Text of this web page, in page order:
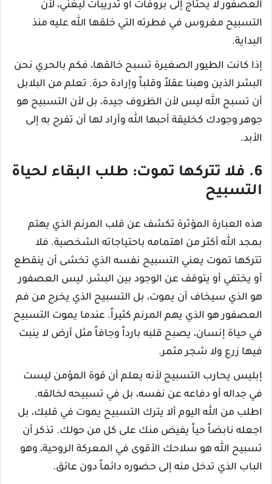
العصفور لا يحتاج إلى بروفات أو تدريبات ليغني، لأن
التسبيح مغروس في فطرته التي خلقها الله عليه منذ
البداية.
إذا كانت الطيور الصغيرة تسبح خالقها، فكم بالحري نحن
البشر الذين وهبنا عقلاً وقلباً وإرادة حرة. تعلم من البلابل
أن تسبح الله ليس لأن الظروف جيدة، بل لأن التسبيح هو
جوهر وجودك كخليقة أحبها الله وأراد لها أن تفرح به إلى
الأبد.
6. فلا تتركها تموت: طلب البقاء لحياة
التسبيح
هذه العبارة المؤثرة تكشف عن قلب المرنم الذي يهتم
بمجد الله أكثر من اهتمامه باحتياجاته الشخصية. فلا
تتركها تموت يعني التسبيح نفسه الذي تخشى أن ينقطع
أو يختفي أو يتوقف عن الوجود بين البشر. ليس العصفور
هو الذي سيخاف أن يموت، بل التسبيح الذي يخرج من فم
العصفور هو الذي يهم المرنم كثيراً. عندما يموت التسبيح
في حياة إنسان، يصبح قلبه بارداً وجافاً مثل أرض لا ينبت
فيها زرع ولا شجر مثمر.
إبليس يحارب التسبيح لأنه يعلم أن قوة المؤمن ليست
في جداله أو دفاعه عن نفسه، بل في تسبيحه لخالقه.
اطلب من الله اليوم ألا يترك التسبيح يموت في قلبك، بل
اجعله نابضاً حياً يفيض منك على كل من حولك. تذكر أن
تسبيح الله هو سلاحك الأقوى في المعركة الروحية، وهو
الباب الذي تدخل منه إلى حضوره دائماً دون عائق.